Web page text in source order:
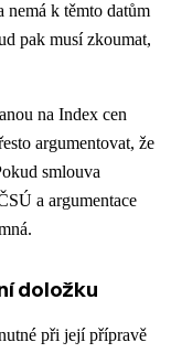
nemá k těmto datům
pak musí zkoumat,
na Index cen
argumentovat, že
smlouva
a argumentace
doložku
při její přípravě